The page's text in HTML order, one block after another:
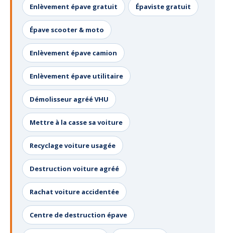
Enlèvement épave gratuit Épaviste gratuit
Épave scooter & moto
Enlèvement épave camion
Enlèvement épave utilitaire
Démolisseur agréé VHU
Mettre à la casse sa voiture
Recyclage voiture usagée
Destruction voiture agréé
Rachat voiture accidentée
Centre de destruction épave